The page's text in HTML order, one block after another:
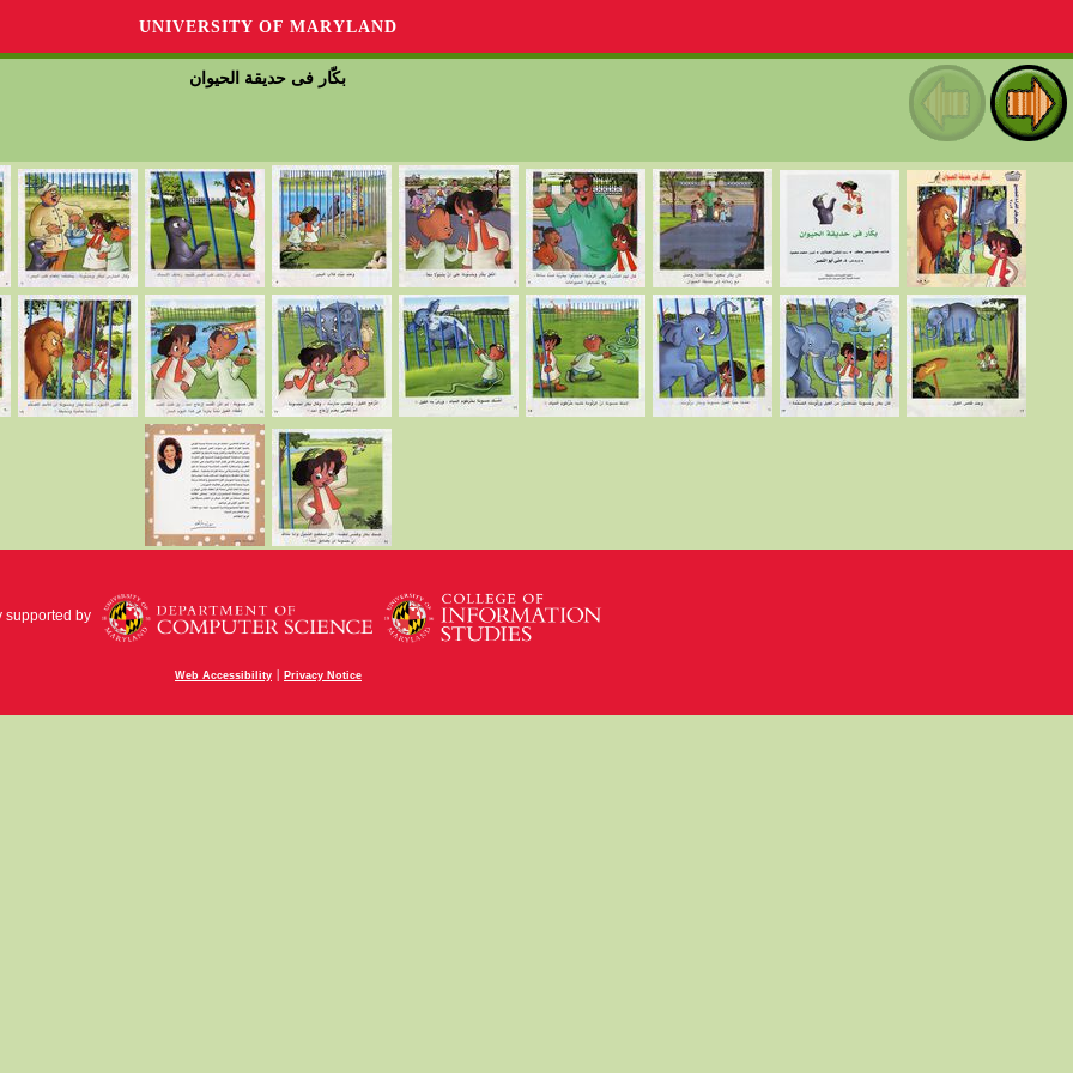
UNIVERSITY OF MARYLAND
بكّار فى حديقة الحيوان
supported by
Web Accessibility | Privacy Notice